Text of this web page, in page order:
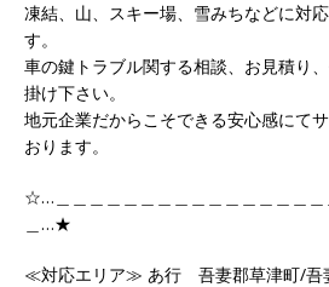
凍結、山、スキー場、雪みちなどに対
す。
車の鍵トラブル関する相談、お見積り
掛け下さい。
地元企業だからこそできる安心感にて
おります。
☆…＿＿＿＿＿＿＿＿＿＿＿＿＿＿＿＿
＿…★
≪対応エリア≫ あ行 吾妻郡草津町/吾